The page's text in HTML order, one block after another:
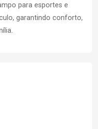
para esportes e
garantindo conforto,